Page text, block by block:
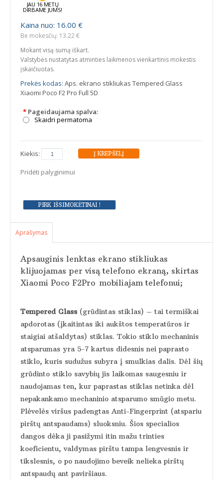
JAU 16 METŲ
DIRBAME JUMS!
Kaina nuo: 16.00 €
Be mokesčių: 13.22 €
Mokant visą sumą iškart.
Valstybės nustatytas atminties laikmenos vienkartinis mokestis
įskaičiuotas.
Prekės kodas: Aps. ekrano stikliukas Tempered Glass
Xiaomi Poco F2 Pro Full 5D
* Pageidaujama spalva:
Skaidri permatoma
Kiekis:
Pridėti palyginimui
Aprašymas
Apsauginis lenktas ekrano stikliukas
klijuojamas per visą telefono ekraną, skirtas
Xiaomi Poco F2Pro mobiliajam telefonui;
Tempered Glass (grūdintas stiklas) – tai termiškai
apdorotas (įkaitintas iki aukštos temperatūros ir
staigiai atšaldytas) stiklas. Tokio stiklo mechaninis
atsparumas yra 5-7 kartus didesnis nei paprasto
stiklo, kuris sudužus subyra į smulkias dalis. Dėl šių
grūdinto stiklo savybių jis laikomas saugesniu ir
naudojamas ten, kur paprastas stiklas netinka dėl
nepakankamo mechaninio atsparumo smūgio metu.
Plėvelės viršus padengtas Anti-Fingerprint (atspariu
pirštų antspaudams) sluoksniu. Šios specialios
dangos dėka ji pasižymi itin mažu trinties
koeficientu, valdymas pirštu tampa lengvesnis ir
tikslesnis, o po naudojimo beveik nelieka pirštų
antspaudų ant paviršiaus.